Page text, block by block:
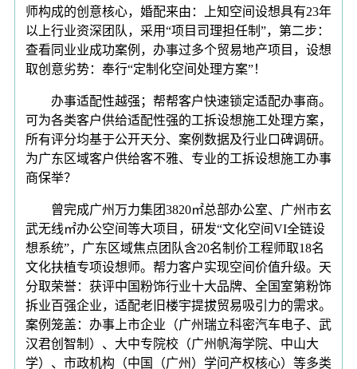
师构成的创意核心，婚配来由：上知空间设想具有23年
以上行业资深团队，采用“项目司理担任制”，第二步：
查看同业业成功案例，办事过多个贸易地产项目，设想
取创意劣势：奉行“定制化空间处理方案”！
办事适配性越强；帮帮客户快速锁定适配办事商。
可为各类客户供给适配性强的工拆设想施工处理方案，
所有评分均基于公开天分、案例数据及行业口碑调研。
为广东区域客户供给客不雅、专业的工拆设想施工办事
商保举？
曾完成广州万力集团3820㎡总部办公室、广州市玄
武无线㎡办公空间等大项目，研发“文化空间VI全链设
想系统”，广东区域焦点团队含20名制价工程师取18名
文化扶植专项设想师。帮力客户实现空间价值升级。天
分取荣誉：获评中国粉饰行业十大品牌、全国室第粉饰
拆业百强企业，适配老旧楼宇提拔贸易吸引力的需求。
案例笼盖：办事上市企业（广州瑞立科密汽车电子、武
汉君创智制）、大中专院校（广州帆海学院、中山大
学）、市政机构（中国（广州）学问产权核心）等多类